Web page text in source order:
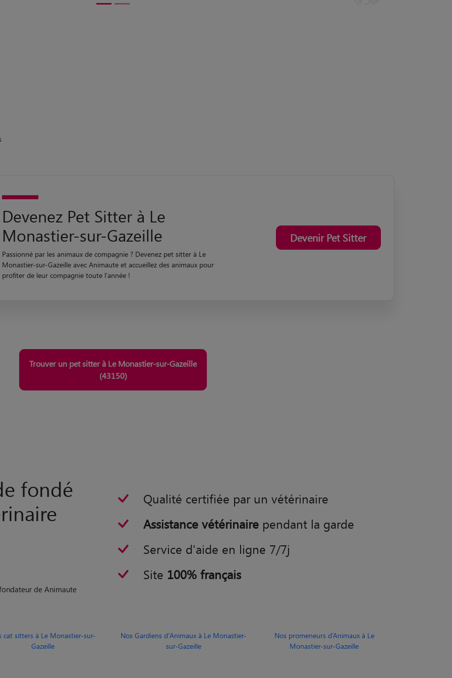
Devenez Pet Sitter à Le
Monastier-sur-Gazeille
Passionné par les animaux de compagnie ? Devenez pet sitter à Le
Monastier-sur-Gazeille avec Animaute et accueillez des animaux pour
profiter de leur compagnie toute l'année !
Devenir Pet Sitter
Trouver un pet sitter à Le Monastier-sur-Gazeille
(43150)
fondé
Qualité certifiée par un vétérinaire
Assistance vétérinaire pendant la garde
Service d'aide en ligne 7/7j
Site 100% français
de Animaute
cat sitters à Le Monastier-sur-
Gazeille
Nos Gardiens d'Animaux à Le Monastier-
sur-Gazeille
Nos promeneurs d’Animaux à Le
Monastier-sur-Gazeille